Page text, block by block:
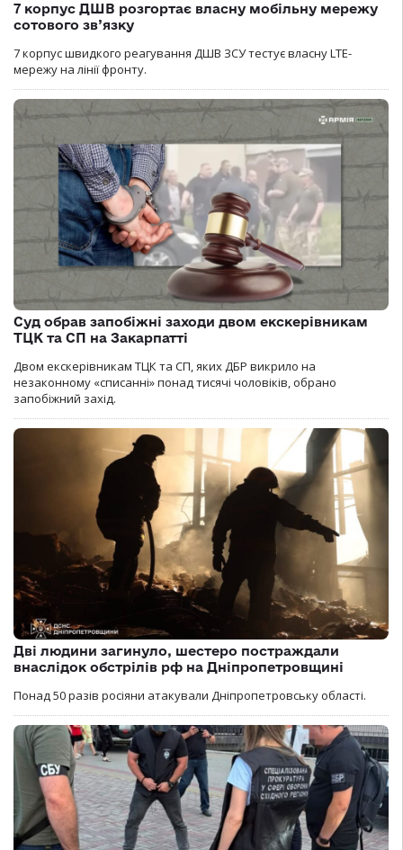
7 корпус ДШВ розгортає власну мобільну мережу
сотового зв’язку
7 корпус швидкого реагування ДШВ ЗСУ тестує власну LTE-
мережу на лінії фронту.
Суд обрав запобіжні заходи двом екскерівникам
ТЦК та СП на Закарпатті
Двом екскерівникам ТЦК та СП, яких ДБР викрило на
незаконному «списанні» понад тисячі чоловіків, обрано
запобіжний захід.
Дві людини загинуло, шестеро постраждали
внаслідок обстрілів рф на Дніпропетровщині
Понад 50 разів росіяни атакували Дніпропетровську області.